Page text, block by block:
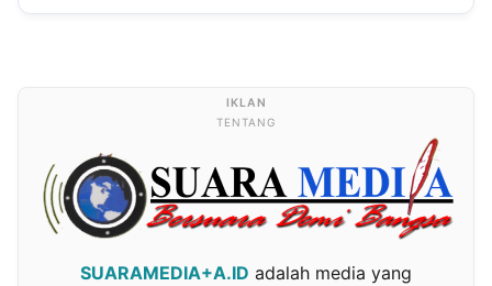
TENTANG
SUARAMEDIA+A.ID adalah media yang